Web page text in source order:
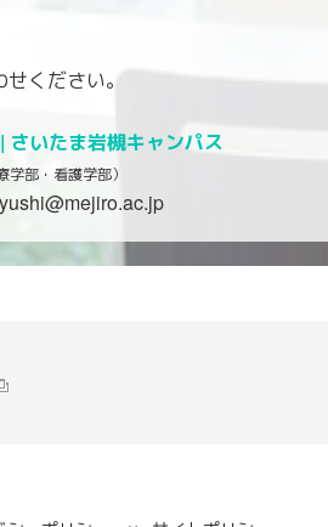
ください。
さいたま岩槻キャンパス
学部・看護学部）